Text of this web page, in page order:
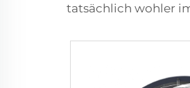
tatsächlich wohler